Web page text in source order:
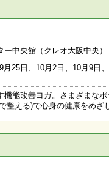
中央館（クレオ大阪中央）
月25日、10月2日、10月9
機能改善ヨガ。さまざまな
整える)で心身の健康をめざ